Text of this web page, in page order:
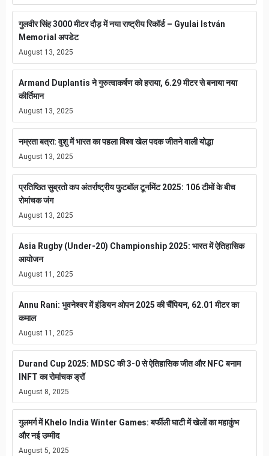
गुलवीर सिंह 3000 मीटर दौड़ में नया राष्ट्रीय रिकॉर्ड – Gyulai István
Memorial अपडेट
August 13, 2025
Armand Duplantis ने गुरुत्वाकर्षण को हराया, 6.29 मीटर से बनाया नया
कीर्तिमान
August 13, 2025
नम्रता बत्रा: वुशु में भारत का पहला विश्व खेल पदक जीतने वाली योद्धा
August 13, 2025
प्रतिष्ठित सुब्रतो कप अंतर्राष्ट्रीय फुटबॉल टूर्नामेंट 2025: 106 टीमों के बीच
रोमांचक जंग
August 13, 2025
Asia Rugby (Under-20) Championship 2025: भारत में ऐतिहासिक
आयोजन
August 11, 2025
Annu Rani: भुवनेश्वर में इंडियन ओपन 2025 की चैंपियन, 62.01 मीटर का
कमाल
August 11, 2025
Durand Cup 2025: MDSC की 3-0 से ऐतिहासिक जीत और NFC बनाम
INFT का रोमांचक ड्रॉ
August 8, 2025
गुलमर्ग में Khelo India Winter Games: बर्फीली घाटी में खेलों का महाकुंभ
और नई उम्मीद
August 5, 2025